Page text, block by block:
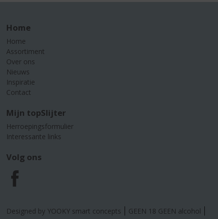
Home
Home
Assortiment
Over ons
Nieuws
Inspiratie
Contact
Mijn topSlijter
Herroepingsformulier
Interessante links
Volg ons
F
a
Designed by YOOKY smart concepts GEEN 18 GEEN alcohol